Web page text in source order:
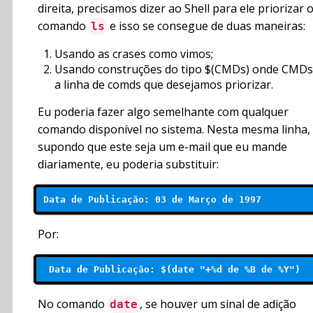
direita, precisamos dizer ao Shell para ele priorizar o
comando ls e isso se consegue de duas maneiras:
Usando as crases como vimos;
Usando construções do tipo $(CMDs) onde
a linha de comds que desejamos priorizar.
Eu poderia fazer algo semelhante com qualquer
comando disponível no sistema. Nesta mesma linha,
supondo que este seja um e-mail que eu mande
diariamente, eu poderia substituir:
Data de Publicação: 03 de Março de 1997
Por:
Data de Publicação: $(date "+%d de %B de %Y")
No comando date , se houver um sinal de adição